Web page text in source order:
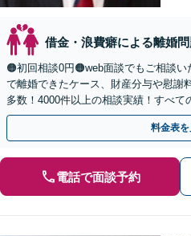
借金・浪費癖による離婚問
🟠初回相談0円🟠web面談でもご相談い
で離婚できたケース、財産分与や慰謝
多数！4000件以上の相談実績！すべて
を目指します【夜間相談可】【完全個
料金表を
電話で面談予約